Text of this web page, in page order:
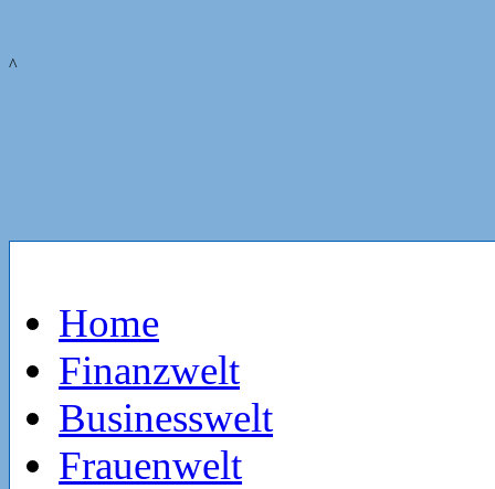
^
Home
Finanzwelt
Businesswelt
Frauenwelt